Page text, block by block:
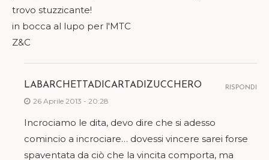
trovo stuzzicante!
in bocca al lupo per l'MTC
Z&C
LABARCHETTADICARTADIZUCCHERO
26 Aprile 2013 - 20:28
Incrociamo le dita, devo dire che si adesso
comincio a incrociare… dovessi vincere sarei forse
spaventata da ciò che la vincita comporta, ma
RISPONDI